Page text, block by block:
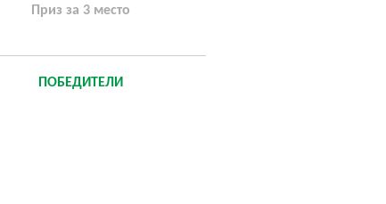
Приз за 3 место
ПОБЕДИТЕЛИ